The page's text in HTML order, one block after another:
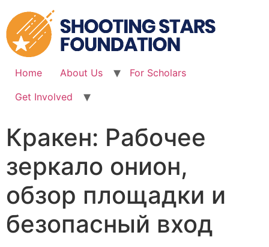
to
content
Home About Us
For Scholars
Get Involved
Кракен: Рабочее
зеркало онион,
обзор площадки и
безопасный вход